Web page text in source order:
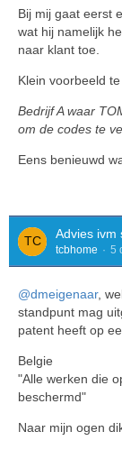
Bij mij gaat eerst
wat hij namelijk
naar klant toe.
Klein voorbeeld
Bedrijf A waar
om de codes te
Eens benieuwd
Advies ivm
tcbhome 5
@dmeigenaar,
standpunt mag
patent heeft op
Belgie
"Alle werken die
beschermd"
Naar mijn ogen